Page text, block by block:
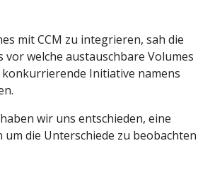
mit CCM zu integrieren, sah die
vor welche austauschbare Volumes
Initiative namens
wir uns entschieden, eine
die Unterschiede zu beobachten